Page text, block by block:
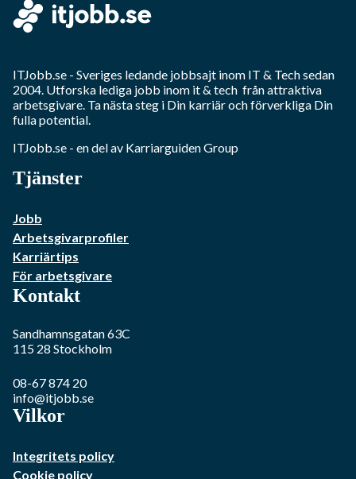
ITJobb.se - Sveriges ledande jobbsajt inom IT & Techsedan
2004. Utforska lediga jobb inom it & tech från attraktiva
arbetsgivare. Ta nästa steg i Din karriär och förverkliga Din
fulla potential.
ITJobb.se - en del av Karriarguiden Group
Tjänster
Jobb
Arbetsgivarprofiler
Karriärtips
För arbetsgivare
Kontakt
Sandhamnsgatan 63C
115 28 Stockholm
08-67 874 20
info@itjobb.se
Vilkor
Integritets policy
Cookie policy